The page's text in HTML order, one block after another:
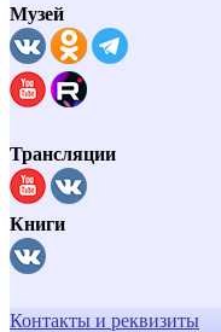
Музей
Трансляции
Книги
Контакты и реквизиты